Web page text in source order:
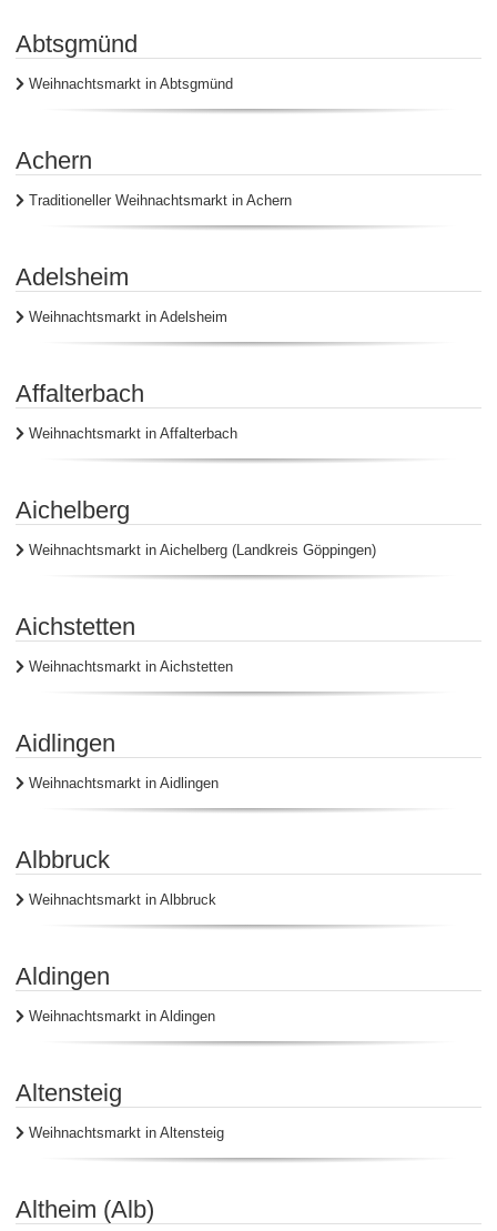
Abtsgmünd
Weihnachtsmarkt in Abtsgmünd
Achern
Traditioneller Weihnachtsmarkt in Achern
Adelsheim
Weihnachtsmarkt in Adelsheim
Affalterbach
Weihnachtsmarkt in Affalterbach
Aichelberg
Weihnachtsmarkt in Aichelberg (Landkreis Göppingen)
Aichstetten
Weihnachtsmarkt in Aichstetten
Aidlingen
Weihnachtsmarkt in Aidlingen
Albbruck
Weihnachtsmarkt in Albbruck
Aldingen
Weihnachtsmarkt in Aldingen
Altensteig
Weihnachtsmarkt in Altensteig
Altheim (Alb)